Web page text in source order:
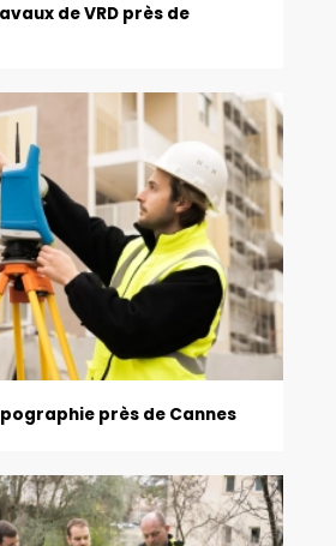
de VRD près de
près de Cannes